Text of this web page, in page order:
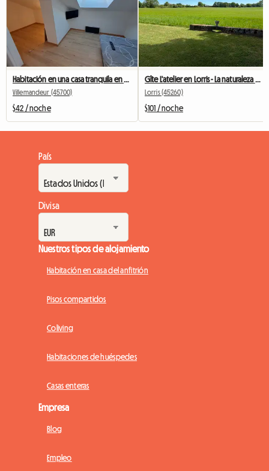
Villemandeur (45700)
$42 / noche
Lorris (45260)
$101 / noche
País
Divisa
Nuestros tipos de alojamiento
Habitación en casa del anfitrión
Pisos compartidos
Coliving
Habitaciones de huéspedes
Casas enteras
Empresa
Blog
Empleo